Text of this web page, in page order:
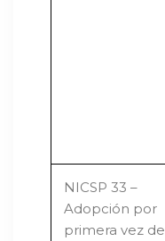
NICSP 33 –
Adopción por
primera vez de